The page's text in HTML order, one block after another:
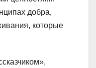
добра,
которые